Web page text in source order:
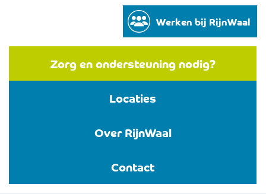
Werken bij RijnWaal
Zorg en ondersteuning nodig?
Locaties
Over RijnWaal
Contact